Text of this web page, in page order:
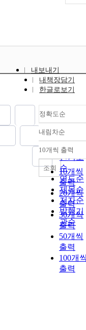
내보내기
내책장담기
한글로보기
정확도순
정확도
순
인기도
순
연도순
제목순
저자순
발행기
관순
내림차순
내림차
10개씩 출력
10개씩
출력
20개씩
출력
30개씩
출력
50개씩
출력
100개
출력
조회